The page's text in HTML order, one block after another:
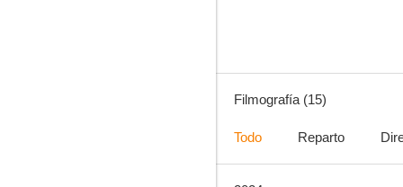
Filmografía (15)
Todo Reparto